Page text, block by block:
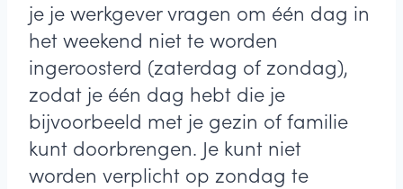
je je werkgever vragen om één dag in
het weekend niet te worden
ingeroosterd (zaterdag of zondag),
zodat je één dag hebt die je
bijvoorbeeld met je gezin of familie
kunt doorbrengen. Je kunt niet
worden verplicht op zondag te